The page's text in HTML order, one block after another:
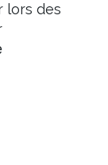
lors des